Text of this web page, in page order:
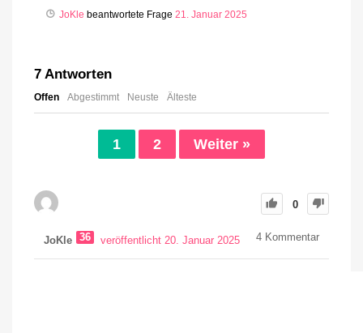
JoKle beantwortete Frage 21. Januar 2025
7 Antworten
Offen Abgestimmt Neuste Älteste
1 2 Weiter »
0
JoKle 36 veröffentlicht 20. Januar 2025 4 Kommentar